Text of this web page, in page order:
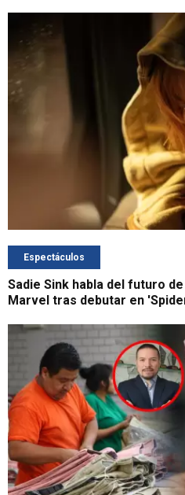
Espectáculos
Sadie Sink habla del futuro
Marvel tras debutar en